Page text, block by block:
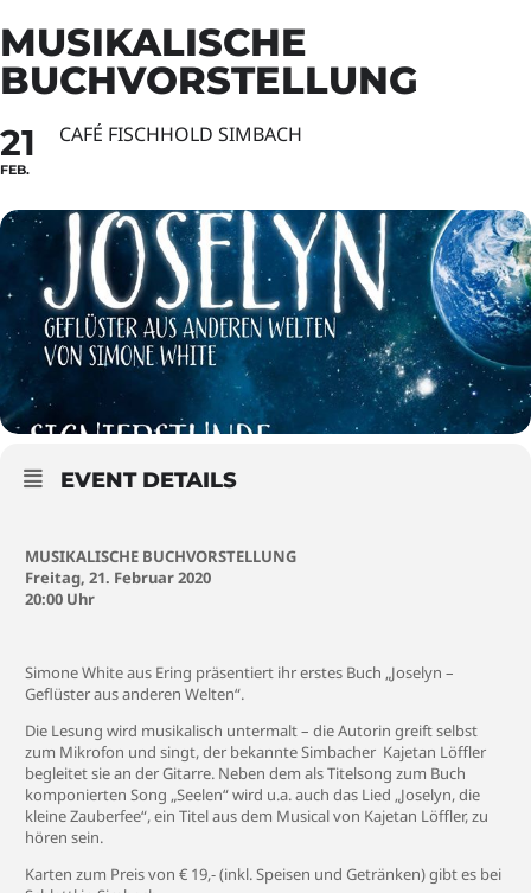
MUSIKALISCHE
BUCHVORSTELLUNG
21
FEB.
CAFÉ FISCHHOLD SIMBACH
EVENT DETAILS
MUSIKALISCHE BUCHVORSTELLUNG
Freitag, 21. Februar 2020
20:00 Uhr
Simone White aus Ering präsentiert ihr erstes Buch „Joselyn –
Geflüster aus anderen Welten“.
Die Lesung wird musikalisch untermalt – die Autorin greift selbst
zum Mikrofon und singt, der bekannte Simbacher Kajetan Löffler
begleitet sie an der Gitarre. Neben dem als Titelsong zum Buch
komponierten Song „Seelen“ wird u.a. auch das Lied „Joselyn, die
kleine Zauberfee“, ein Titel aus dem Musical von Kajetan Löffler, zu
hören sein.
Karten zum Preis von € 19,- (inkl. Speisen und Getränken) gibt es bei